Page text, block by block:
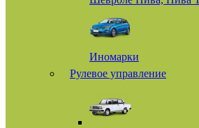
Иномарки
Рулевое управление